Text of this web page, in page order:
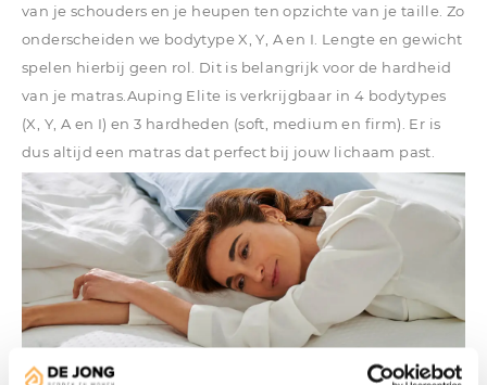
van je schouders en je heupen ten opzichte van je taille. Zo
onderscheiden we bodytype X, Y, A en I. Lengte en gewicht
spelen hierbij geen rol. Dit is belangrijk voor de hardheid
van je matras.Auping Elite is verkrijgbaar in 4 bodytypes
(X, Y, A en I) en 3 hardheden (soft, medium en firm). Er is
dus altijd een matras dat perfect bij jouw lichaam past.